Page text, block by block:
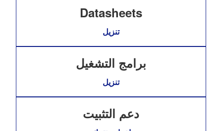
Datasheets
تنزيل
برامج التشغيل
تنزيل
دعم التثبيت